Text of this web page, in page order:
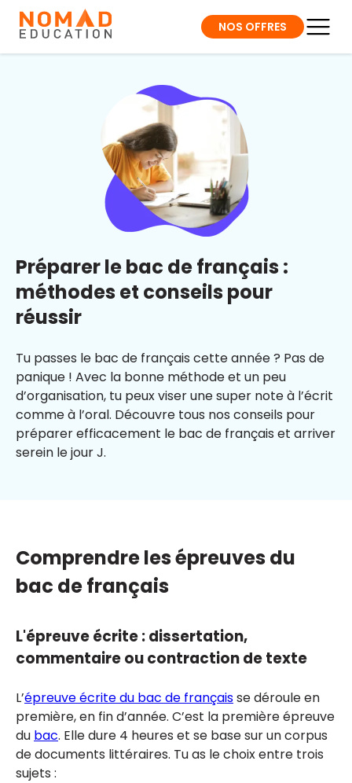
NOS OFFRES
Préparer le bac de français :
méthodes et conseils pour
réussir​
Tu passes le bac de français cette année ? Pas de
panique ! Avec la bonne méthode et un peu
d’organisation, tu peux viser une super note à l’écrit
comme à l’oral. Découvre tous nos conseils pour
préparer efficacement le bac de français et arriver
serein le jour J.
Comprendre les épreuves du
bac de français
L'épreuve écrite : dissertation,
commentaire ou contraction de texte
L’épreuve écrite du bac de françaisse déroule en
première, en fin d’année. C’est la première épreuve
du bac. Elle dure 4 heures et se base sur un corpus
de documents littéraires. Tu as le choix entre trois
sujets :